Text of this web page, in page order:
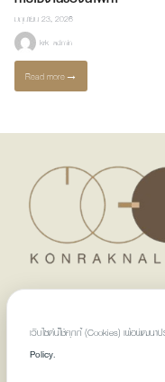
มิถุนายน 23, 2026
krk_admin
Read more→
AT KONRAKNALIKA WATCH
ABOUT HOROLOGY AND
เว็บไซต์นี้ใช้คุกกี้ (Cookies) เพื่อพัฒนา
Policy.